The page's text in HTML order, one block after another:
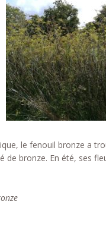
le fenouil bronze a
de bronze. En été, ses